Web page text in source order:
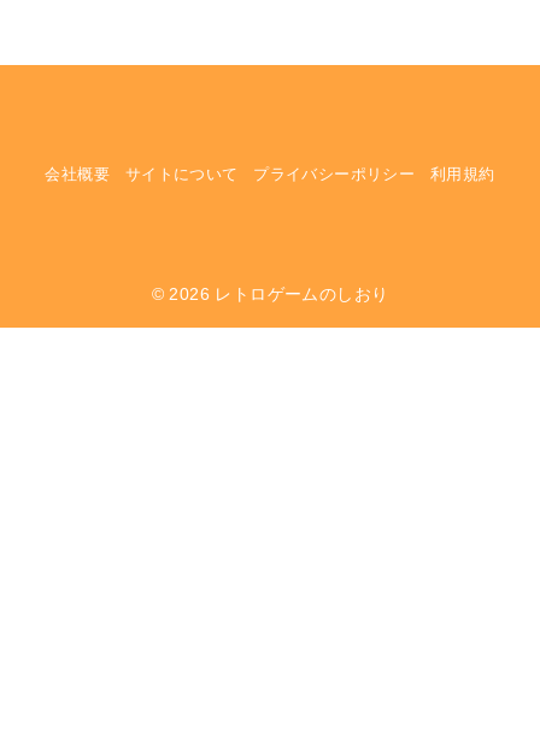
会社概要 サイトについて プライバシーポリシー 利用規約
© 2026 レトロゲームのしおり